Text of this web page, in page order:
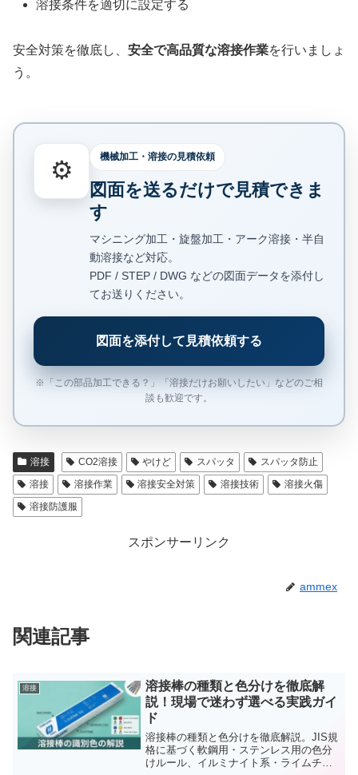
溶接条件を適切に設定する
安全対策を徹底し、 安全で高品質な溶接作業を行いましょ
う。
⚙️ 機械加工・溶接の見積依頼
図面を送るだけで見積できま
す
マシニング加工・旋盤加工・アーク溶接・半自
動溶接など対応。
PDF / STEP / DWG などの図面データを添付し
てお送りください。
図面を添付して見積依頼する
※「この部品加工できる？」「溶接だけお願いしたい」などのご相
談も歓迎です。
溶接 CO2溶接 やけど スパッタ
スパッタ防止
溶接
溶接作業 溶接安全対策 溶接技術
溶接火傷
溶接防護服
スポンサーリンク
ammex
関連記事
溶接
溶接棒の種類と色分けを徹底解
説！現場で迷わず選べる実践ガイ
ド
溶接棒の種類と色分けを徹底解説。JIS規
格に基づく軟鋼用・ステンレス用の色分
けルール、イルミナイト系・ライムチタ